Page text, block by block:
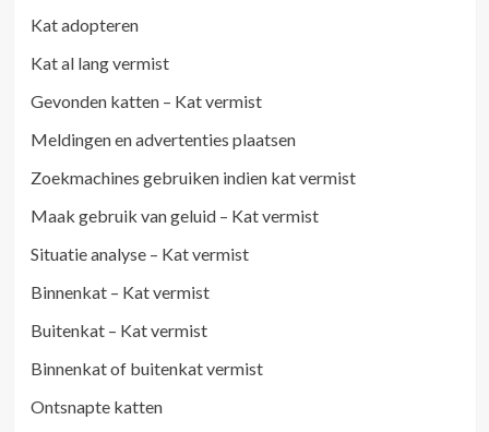
Kat adopteren
Kat al lang vermist
Gevonden katten – Kat vermist
Meldingen en advertenties plaatsen
Zoekmachines gebruiken indien kat vermist
Maak gebruik van geluid – Kat vermist
Situatie analyse – Kat vermist
Binnenkat – Kat vermist
Buitenkat – Kat vermist
Binnenkat of buitenkat vermist
Ontsnapte katten